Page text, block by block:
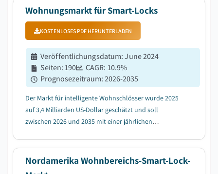
Wohnungsmarkt für Smart-Locks
KOSTENLOSES PDF HERUNTERLADEN
Veröffentlichungsdatum:June 2024
Seiten:190 CAGR: 10.9%
Prognosezeitraum:2026-2035
Der Markt für intelligente Wohnschlösser wurde 2025
auf 3,4 Milliarden US-Dollar geschätzt und soll
zwischen 2026 und 2035 mit einer jährlichen
und IoT-fähigen Geräten....
Nordamerika Wohnbereichs-Smart-Lock-